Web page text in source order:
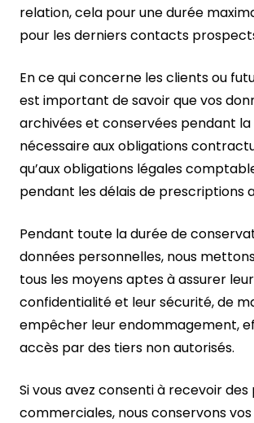
relation, cela pour une durée
pour les derniers contacts
En ce qui concerne les clients ou
est important de savoir que vos
archivées et conservées pendant la
nécessaire aux obligations
qu’aux obligations légales
pendant les délais de prescriptions
Pendant toute la durée de
données personnelles, nous
tous les moyens aptes à assurer leur
confidentialité et leur sécurité, de
empêcher leur endommagement,
accès par des tiers non autorisés.
Si vous avez consenti à recevoir
commerciales, nous conservons